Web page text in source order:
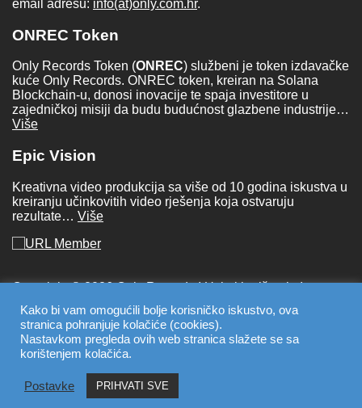
email adresu: info(at)only.com.hr.
ONREC Token
Only Records Token (ONREC) službeni je token izdavačke
kuće Only Records. ONREC token, kreiran na Solana
Blockchain-u, donosi inovacije te spaja investitore u
zajedničkoj misiji da budu budućnost glazbene industrije…
Više
Epic Vision
Kreativna video produkcija sa više od 10 godina iskustva u
kreiranju učinkovitih video rješenja koja ostvaruju
rezultate… Više
Copyright © 2026 Only Records IUvjeti korištenjaI
instagram
facebook
x
youtube
linkedin
Kako bi vam omogućili bolje korisničko iskustvo, ova
stranica pohranjuje kolačiće (cookies).
Nastavkom pregleda ovih web stranica slažete se sa
korištenjem kolačića.
Postavke PRIHVATI SVE